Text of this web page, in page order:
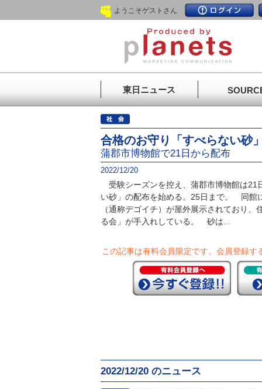
ようこそゲストさん
東日ニュース
合格のお守り「すべらない砂
蒲郡市博物館で21日から配布
2022/12/20
受験シーズンを控え、蒲郡市博物館は21
い砂」の配布を始める。25日まで。 同館
（通称デゴイチ）が屋外展示されており
る会」が手入れしている。 砂は...
この記事は有料会員限定です。 会員登録す
2022/12/20 のニュース